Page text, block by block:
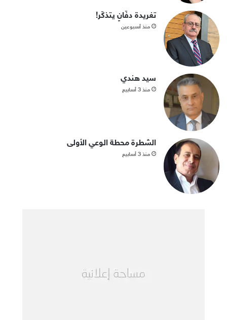
تغريدة دفّانٍ يتذكّر!
منذ أسبوعين
سيد هندي
منذ 3 أسابيع
الشطرة محطة الوعي الأولى
منذ 3 أسابيع